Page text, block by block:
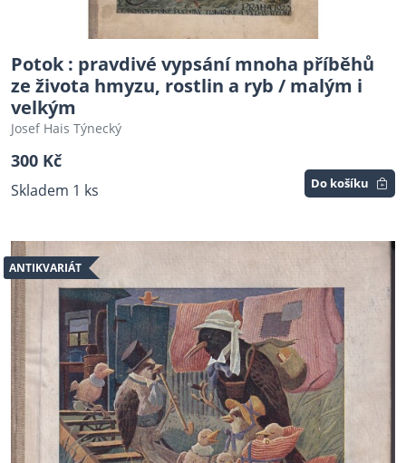
Potok : pravdivé vypsání mnoha příběhů
ze života hmyzu, rostlin a ryb / malým i
velkým
Josef Hais Týnecký
300 Kč
Skladem 1 ks Do košíku
ANTIKVARIÁT